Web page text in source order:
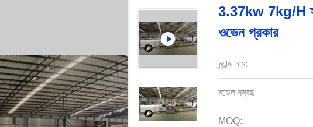
3.37kw 7kg/H
ওভেন প্রকার
ব্র্যান্ড নাম:
মডেল নম্বর:
MOQ: